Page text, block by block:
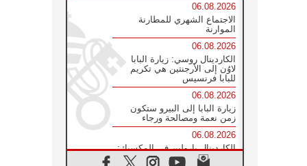
06.08.2026
الاجتماع الشهري للمطارنة
الموارنة
06.08.2026
الكاردينال روسي: زيارة البابا
لاوُن إلى الأرجنتين هي تكريم
للبابا فرنسيس
06.08.2026
زيارة البابا إلى البيرو ستكون
زمن نعمة ومصالحة ورجاء
06.08.2026
الكاردينال بارولين في المكسيك:
علينا أن نكون حاضرين إلى جانب